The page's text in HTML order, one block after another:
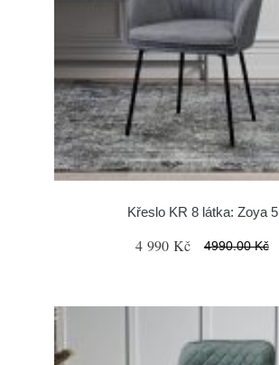
Křeslo KR 8 látka: Zoya 5
4 990 Kč 4990.00 Kč